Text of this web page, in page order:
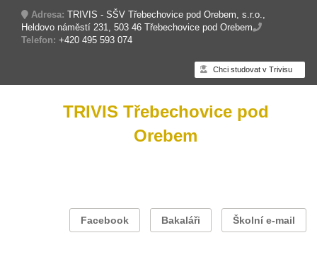
Adresa: TRIVIS - SŠV Třebechovice pod Orebem, s.r.o.,
Heldovo náměstí 231, 503 46 Třebechovice pod Orebem
Telefon: +420 495 593 074
Chci studovat v Trivisu
TRIVIS Třebechovice pod
Orebem
Facebook Bakaláři Školní e-mail